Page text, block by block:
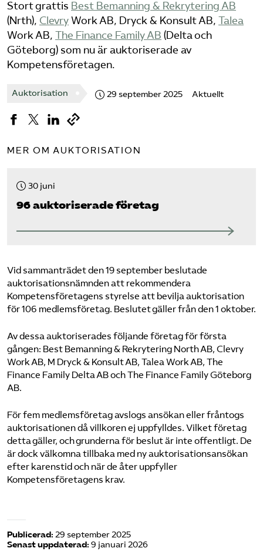
Omsättningsstatistik
Webbutik
Mina sidor
Bli medlem
Logga in på Arbetsgivarguiden
Sök på kompetensforetagen.se
In english
Stort grattis Best Bemanning & Rekrytering AB
(Nrth), ClevryWork AB, Dryck & Konsult AB, Talea
Work AB, The Finance Family AB (Delta och
Göteborg) som nu är auktoriserade av
Kompetensföretagen.
Auktorisation 29 september 2025 Aktuellt
MER OM AUKTORISATION
30 juni
96 auktoriserade företag
Vid sammanträdet den 19 september beslutade
auktorisationsnämnden att rekommendera
Kompetensföretagens styrelse att bevilja auktorisation
för 106 medlemsföretag. Beslutet gäller från den 1 oktober.
Av dessa auktoriserades följande företag för första
gången: Best Bemanning & Rekrytering North AB, Clevry
Work AB, M Dryck & Konsult AB, Talea Work AB, The
Finance Family Delta AB och The Finance Family Göteborg
AB.
För fem medlemsföretag avslogs ansökan eller fråntogs
auktorisationen då villkoren ej uppfylldes. Vilket företag
detta gäller, och grunderna för beslut är inte offentligt. De
är dock välkomna tillbaka med ny auktorisationsansökan
efter karenstid och när de åter uppfyller
Kompetensföretagens krav.
Publicerad: 29 september 2025
Senast uppdaterad: 9 januari 2026